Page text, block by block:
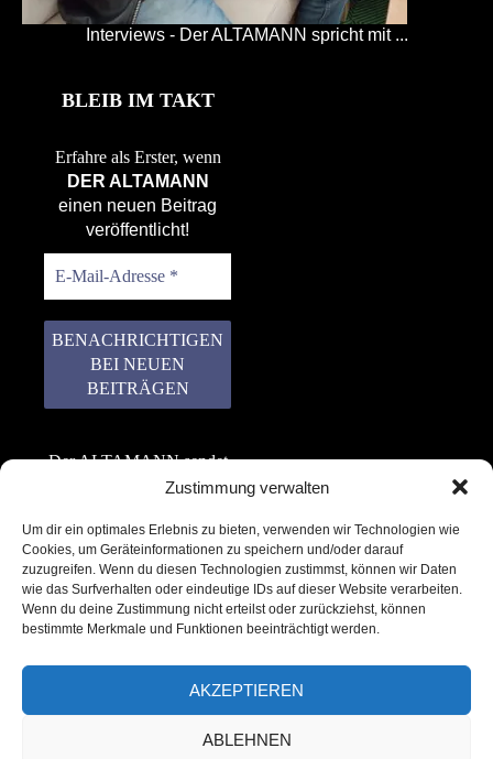
Zustimmung verwalten
Um dir ein optimales Erlebnis zu bieten, verwenden wir Technologien wie
Cookies, um Geräteinformationen zu speichern und/oder darauf
zuzugreifen. Wenn du diesen Technologien zustimmst, können wir Daten
wie das Surfverhalten oder eindeutige IDs auf dieser Website verarbeiten.
Wenn du deine Zustimmung nicht erteilst oder zurückziehst, können
bestimmte Merkmale und Funktionen beeinträchtigt werden.
AKZEPTIEREN
ABLEHNEN
Interviews - Der ALTAMANN spricht mit ...
BLEIB IM TAKT
Erfahre als Erster, wenn
DER ALTAMANN
einen neuen Beitrag
veröffentlicht!
Der ALTAMANN sendet
keinen Spam! Er gibt
weiter. Erfahre mehr in
unserer
Datenschutzerklärung.